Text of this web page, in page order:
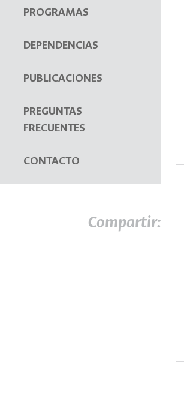
PROGRAMAS
DEPENDENCIAS
PUBLICACIONES
PREGUNTAS
FRECUENTES
CONTACTO
Compartir: